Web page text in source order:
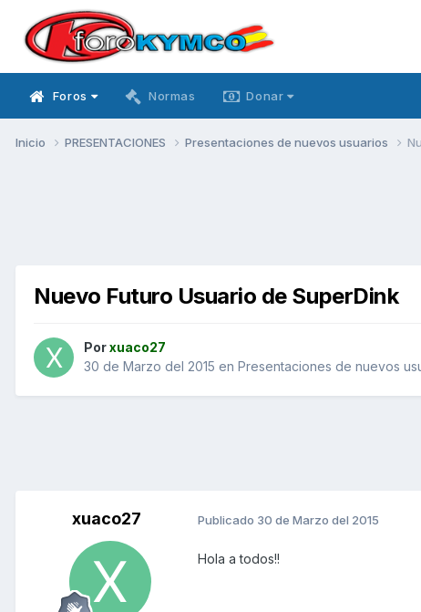
Foros Normas Donar
Inicio PRESENTACIONES Presentaciones de nuevos usuarios
Nuevo Futuro Usuario de SuperDink
Porxuaco27
30 de Marzo del 2015 en Presentaciones de nuevos
xuaco27 Publicado 30 de Marzo del 2015
Hola a todos!!